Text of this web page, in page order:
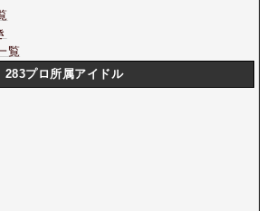
覧
283プロ所属アイドル